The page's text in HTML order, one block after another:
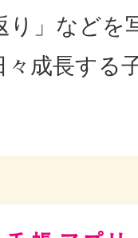
り」などを
々成長する